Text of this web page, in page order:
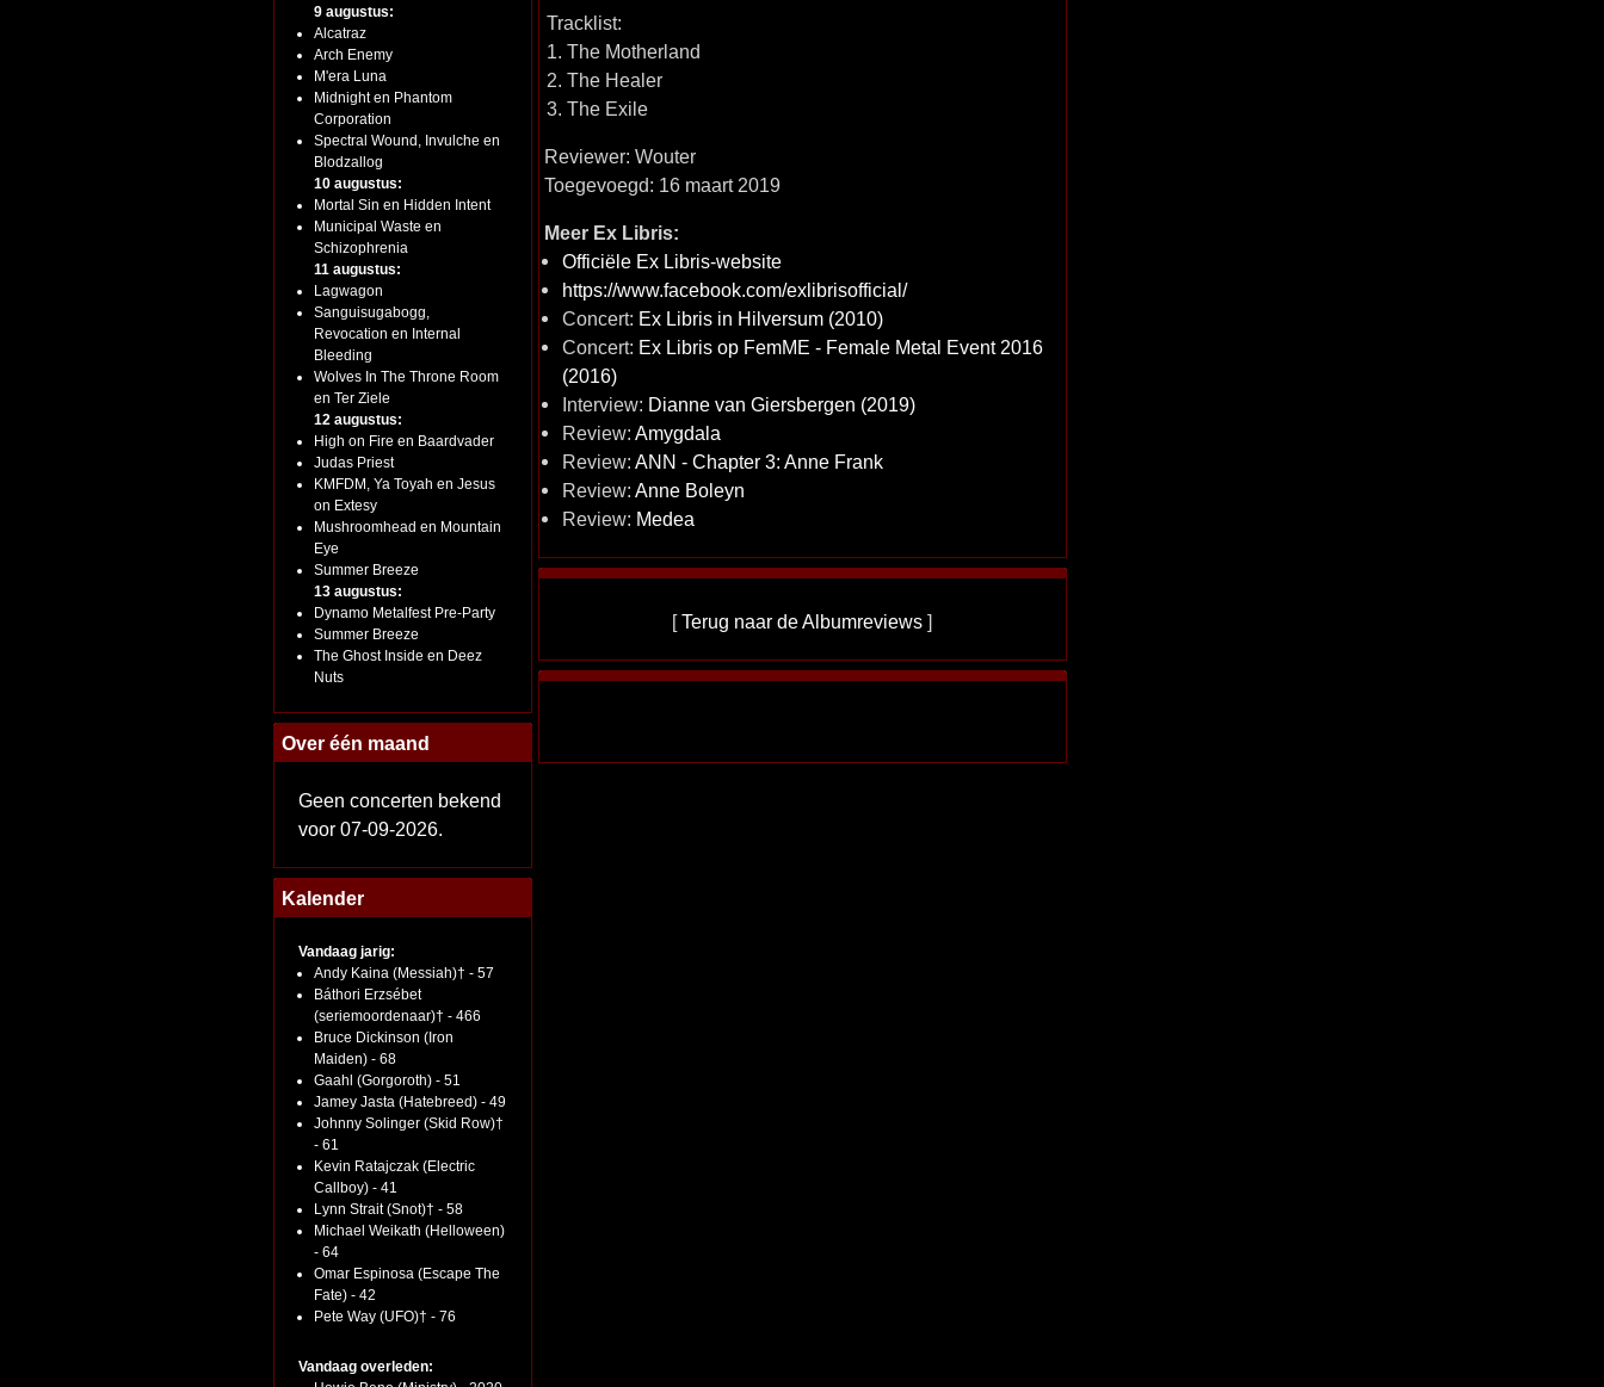
9 augustus:
Alcatraz
Arch Enemy
M'era Luna
Midnight en Phantom
Corporation
Spectral Wound, Invulche en
Blodzallog
10 augustus:
Mortal Sin en Hidden Intent
Municipal Waste en
Schizophrenia
11 augustus:
Lagwagon
Sanguisugabogg,
Revocation en Internal
Bleeding
Wolves In The Throne Room
en Ter Ziele
12 augustus:
High on Fire en Baardvader
Judas Priest
KMFDM, Ya Toyah en Jesus
on Extesy
Mushroomhead en Mountain
Eye
Summer Breeze
13 augustus:
Dynamo Metalfest Pre-Party
Summer Breeze
The Ghost Inside en Deez
Nuts
Over één maand
Geen concerten bekend
voor 07-09-2026.
Kalender
Vandaag jarig:
Andy Kaina (Messiah)† - 57
Báthori Erzsébet
(seriemoordenaar)† - 466
Bruce Dickinson (Iron
Maiden) - 68
Gaahl (Gorgoroth) - 51
Jamey Jasta (Hatebreed) - 49
Johnny Solinger (Skid Row)†
- 61
Kevin Ratajczak (Electric
Callboy) - 41
Lynn Strait (Snot)† - 58
Michael Weikath (Helloween)
- 64
Omar Espinosa (Escape The
Fate) - 42
Pete Way (UFO)† - 76
Vandaag overleden:
Tracklist:
1. The Motherland
2. The Healer
3. The Exile
Reviewer: Wouter
Toegevoegd: 16 maart 2019
Meer Ex Libris:
Officiële Ex Libris-website
https://www.facebook.com/exlibrisofficial/
Concert: Ex Libris in Hilversum (2010)
Concert: Ex Libris op FemME - Female Metal Event 2016
(2016)
Interview: Dianne van Giersbergen (2019)
Review: Amygdala
Review: ANN - Chapter 3: Anne Frank
Review: Anne Boleyn
Review: Medea
[Terug naar de Albumreviews ]